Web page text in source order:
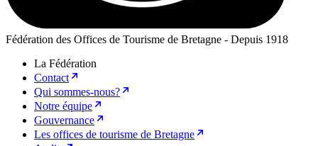
Fédération des Offices de Tourisme de Bretagne - Depuis 1918
La Fédération
Contact
Qui sommes-nous?
Notre équipe
Gouvernance
Les offices de tourisme de Bretagne